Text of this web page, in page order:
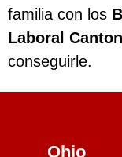
familia con los
Laboral Canton
conseguirle.
Ohio